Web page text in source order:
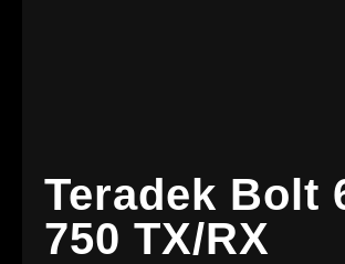
Teradek Bolt
750 TX/RX